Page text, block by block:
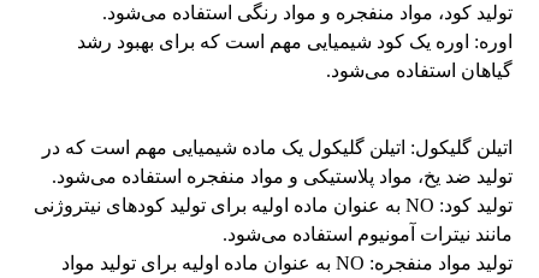
تولید کود، مواد منفجره و مواد رنگی استفاده می‌شود.
اوره: اوره یک کود شیمیایی مهم است که برای بهبود رشد
گیاهان استفاده می‌شود.
اتیلن گلیکول: اتیلن گلیکول یک ماده شیمیایی مهم است که در
تولید ضد یخ، مواد پلاستیکی و مواد منفجره استفاده می‌شود.
تولید کود: NO به عنوان ماده اولیه برای تولید کودهای نیتروژنی
مانند نیترات آمونیوم استفاده می‌شود.
تولید مواد منفجره: NO به عنوان ماده اولیه برای تولید مواد